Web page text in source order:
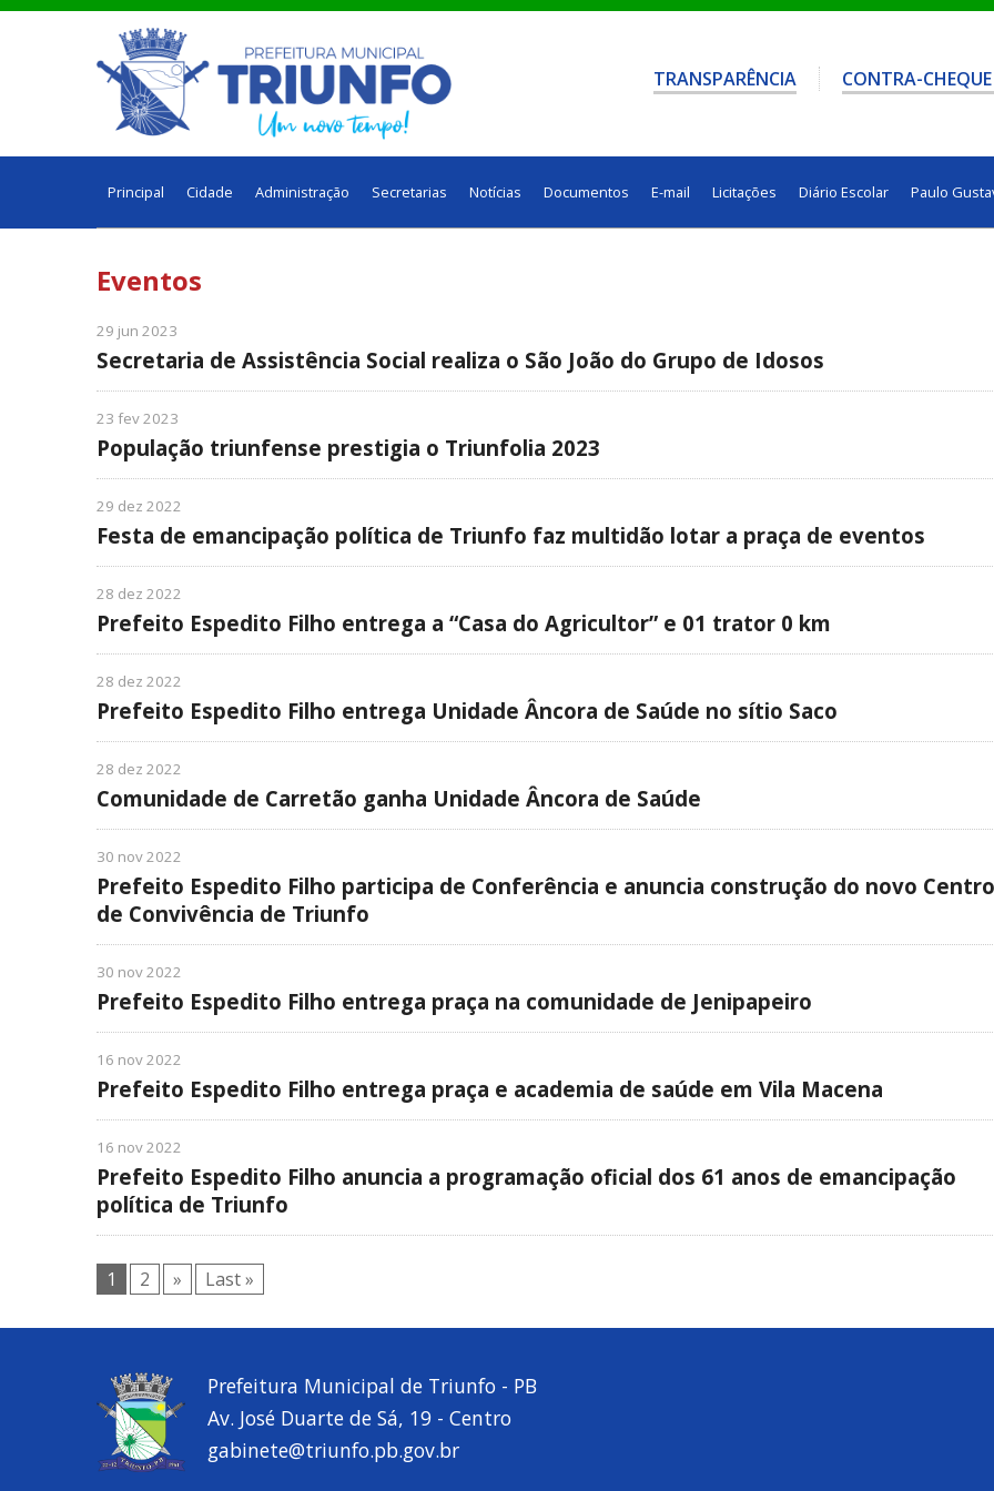
TRANSPARÊNCIA CONTRA-
Principal Cidade Administração Secretarias Notícias Documentos E-mail Licitações Diário Escolar Paulo
Eventos
29 jun 2023
Secretaria de Assistência Social realiza o São João do Grupo de Idosos
23 fev 2023
População triunfense prestigia o Triunfolia 2023
29 dez 2022
Festa de emancipação política de Triunfo faz multidão lotar a praça de eventos
28 dez 2022
Prefeito Espedito Filho entrega a “Casa do Agricultor” e 01 trator 0 km
28 dez 2022
Prefeito Espedito Filho entrega Unidade Âncora de Saúde no sítio Saco
28 dez 2022
Comunidade de Carretão ganha Unidade Âncora de Saúde
30 nov 2022
Prefeito Espedito Filho participa de Conferência e anuncia construção do novo Centro
de Convivência de Triunfo
30 nov 2022
Prefeito Espedito Filho entrega praça na comunidade de Jenipapeiro
16 nov 2022
Prefeito Espedito Filho entrega praça e academia de saúde em Vila Macena
16 nov 2022
Prefeito Espedito Filho anuncia a programação oficial dos 61 anos de emancipação
política de Triunfo
1 2 » Last »
Prefeitura Municipal de Triunfo - PB
Av. José Duarte de Sá, 19 - Centro
gabinete@triunfo.pb.gov.br